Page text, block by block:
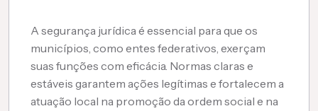
A segurança jurídica é essencial para que os
municípios, como entes federativos, exerçam
suas funções com eficácia. Normas claras e
estáveis garantem ações legítimas e fortalecem a
atuação local na promoção da ordem social e na